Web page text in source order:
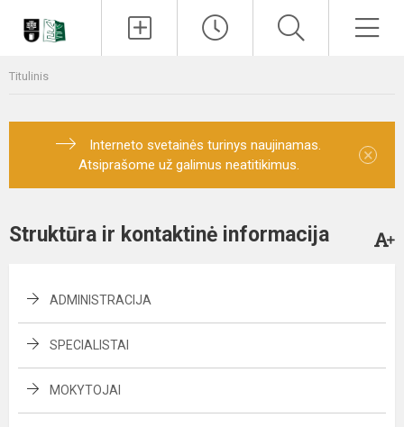
Titulinis
Interneto svetainės turinys naujinamas.
Atsiprašome už galimus neatitikimus.
×
Struktūra ir kontaktinė informacija
ADMINISTRACIJA
SPECIALISTAI
MOKYTOJAI